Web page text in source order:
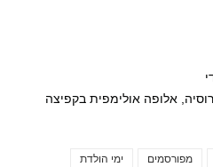
רוסיה, אלופה אולימפית בקפיצה
ימי הולדת מפורסמים